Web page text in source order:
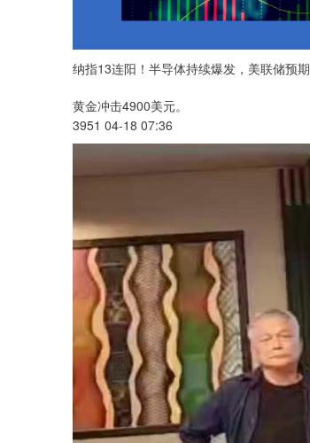
纳指13连阳！半导体持续爆发，美联储预
黄金冲击4900美元。
3951 04-18 07:36